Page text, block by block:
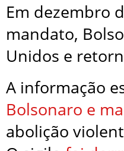
Em dezembro
mandato,
Unidos e
A informação
Bolsonaro e
abolição